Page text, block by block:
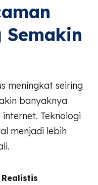
Semakin
meningkat seiring
banyaknya
Teknologi
menjadi lebih